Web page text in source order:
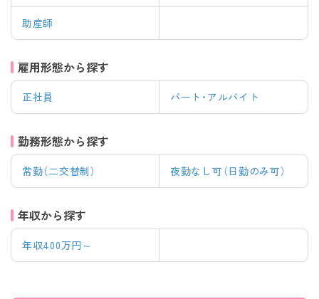
助産師
雇用形態から探す
正社員 パート・アルバイト
勤務形態から探す
常勤（二交替制） 夜勤なし可（日勤のみ可）
年収から探す
年収400万円～